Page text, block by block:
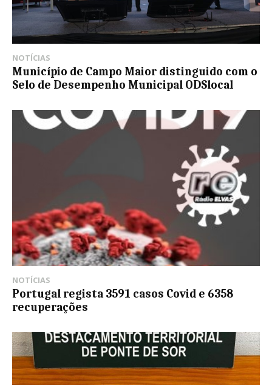
NOTÍCIAS
Município de Campo Maior distinguido com o
Selo de Desempenho Municipal ODSlocal
NOTÍCIAS
Portugal regista 3591 casos Covid e 6358
recuperações